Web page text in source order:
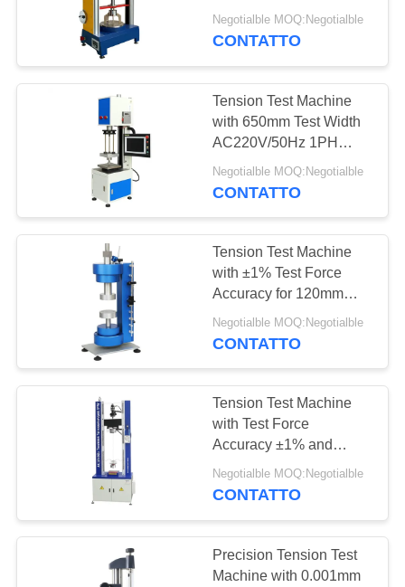
Camera climatica
Test
15
Cabina di sale
Spray Test
Macchina di prova
di durevolezza
41
Accuracy and 0.5-500kN
Test Force Range
Negotialble MOQ:Negotialble
CONTATTO
Tension Test Machine
with 650mm Test Width
AC220V/50Hz 1PH
Power Supply and ±1%
Test Force Accuracy for
Negotialble MOQ:Negotialble
CONTATTO
Tension Test Machine
with ±1% Test Force
Accuracy for 120mm
Samples and 0.5-
500mm/min Speed
Negotialble MOQ:Negotialble
CONTATTO
Tension Test Machine
with Test Force
Accuracy ±1% and
Range 0.5-500kN for
Precise Tensile Strength
Negotialble MOQ:Negotialble
CONTATTO
Precision Tension Test
Machine with 0.001mm